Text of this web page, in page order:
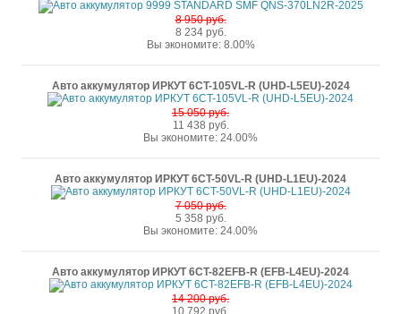
8 950 руб.
8 234 руб.
Вы экономите: 8.00%
Авто аккумулятор ИРКУТ 6CT-105VL-R (UHD-L5EU)-2024
15 050 руб.
11 438 руб.
Вы экономите: 24.00%
Авто аккумулятор ИРКУТ 6CT-50VL-R (UHD-L1EU)-2024
7 050 руб.
5 358 руб.
Вы экономите: 24.00%
Авто аккумулятор ИРКУТ 6CT-82EFB-R (EFB-L4EU)-2024
14 200 руб.
10 792 руб.